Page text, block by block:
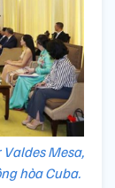
Mesa,
hòa Cuba.